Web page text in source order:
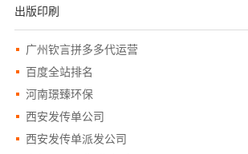
出版印刷
广州钦言拼多多代运营
百度全站排名
河南璟臻环保
西安发传单公司
西安发传单派发公司